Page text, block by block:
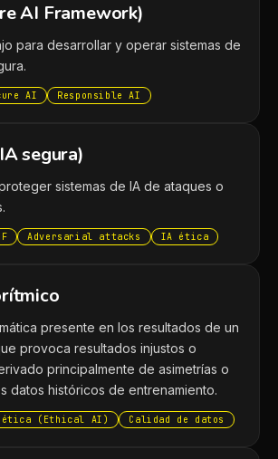
AI Framework)
para desarrollar y operar sistemas de
AI Responsible AI
segura)
sistemas de IA de ataques o
Adversarial attacks IA ética
presente en los resultados de un
provoca resultados injustos o
principalmente de asimetrías o
datos históricos de entrenamiento.
(Ethical AI) Calidad de datos